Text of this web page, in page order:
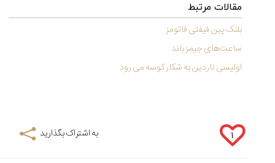
مقالات مرتبط
بلنک پین فیفتی فاتومز
ساعت‌های جیمز باند
اولیسی ناردین به شکار کوسه می رود
۱ به اشتراک بگذارید